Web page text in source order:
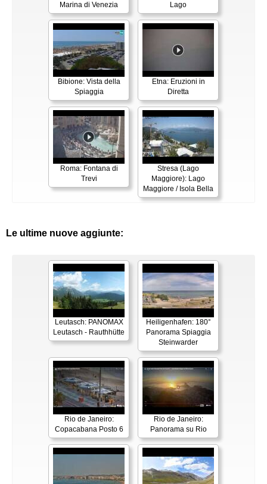
Marina di Venezia
Lago
Bibione: Vista della
Spiaggia
Etna: Eruzioni in
Diretta
Roma: Fontana di
Trevi
Stresa (Lago
Maggiore): Lago
Maggiore / Isola Bella
Le ultime nuove aggiunte:
Leutasch: PANOMAX
Leutasch - Rauthhütte
Heiligenhafen: 180°
Panorama Spiaggia
Steinwarder
Rio de Janeiro:
Copacabana Posto 6
Rio de Janeiro:
Panorama su Rio